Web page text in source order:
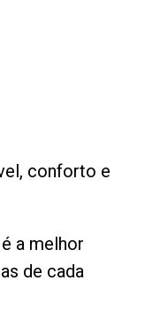
conforto e
a melhor
de cada